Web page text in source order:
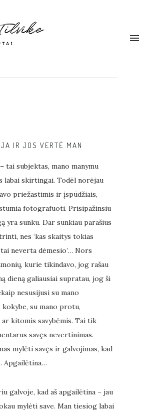
IR JOS VERTĖ MAN
tai subjektas, mano manymu
labai skirtingai. Todėl norėjau
priežastimis ir įspūdžiais,
fotografuoti. Prisipažinsiu
yra sunku. Dar sunkiau parašius
nes ‘kas skaitys tokias
neverta dėmesio’… Nors
kurie tikindavo, jog rašau
dieną galiausiai supratau, jog ši
nesusijusi su mano
su mano protu,
kitomis savybėmis. Tai tik
savęs nevertinimas.
mylėti savęs ir galvojimas, kad
Apgailėtina…
galvoje, kad aš apgailėtina – jau
mylėti save. Man tiesiog labai